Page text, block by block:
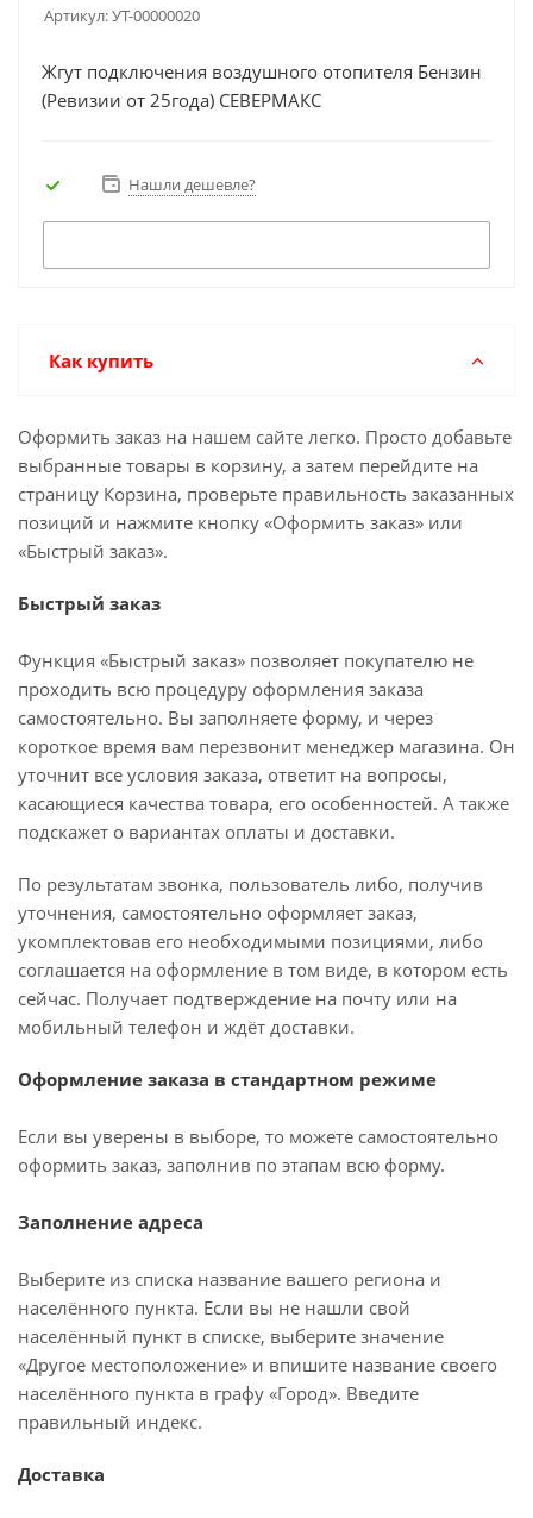
Артикул:УТ-00000020
Жгут подключения воздушного отопителя Бензин
(Ревизии от 25года) СЕВЕРМАКС
Нашли дешевле?
Как купить
Оформить заказ на нашем сайте легко. Просто добавьте
выбранные товары в корзину, а затем перейдите на
страницу Корзина, проверьте правильность заказанных
позиций и нажмите кнопку «Оформить заказ» или
«Быстрый заказ».
Быстрый заказ
Функция «Быстрый заказ» позволяет покупателю не
проходить всю процедуру оформления заказа
самостоятельно. Вы заполняете форму, и через
короткое время вам перезвонит менеджер магазина. Он
уточнит все условия заказа, ответит на вопросы,
касающиеся качества товара, его особенностей. А также
подскажет о вариантах оплаты и доставки.
По результатам звонка, пользователь либо, получив
уточнения, самостоятельно оформляет заказ,
укомплектовав его необходимыми позициями, либо
соглашается на оформление в том виде, в котором есть
сейчас. Получает подтверждение на почту или на
мобильный телефон и ждёт доставки.
Оформление заказа в стандартном режиме
Если вы уверены в выборе, то можете самостоятельно
оформить заказ, заполнив по этапам всю форму.
Заполнение адреса
Выберите из списка название вашего региона и
населённого пункта. Если вы не нашли свой
населённый пункт в списке, выберите значение
«Другое местоположение» и впишите название своего
населённого пункта в графу «Город». Введите
правильный индекс.
Доставка